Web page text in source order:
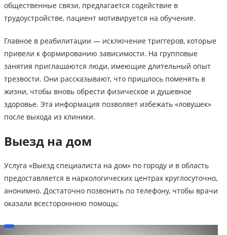
общественные связи, предлагается содействие в
трудоустройстве, пациент мотивируется на обучение.
Главное в реабилитации — исключение триггеров, которые
привели к формированию зависимости. На групповые
занятия приглашаются люди, имеющие длительный опыт
трезвости. Они рассказывают, что пришлось поменять в
жизни, чтобы вновь обрести физическое и душевное
здоровье. Эта информация позволяет избежать «ловушек»
после выхода из клиники.
Выезд на дом
Услуга «Выезд специалиста на дом» по городу и в область
предоставляется в наркологических центрах круглосуточно,
анонимно. Достаточно позвонить по телефону, чтобы врачи
оказали всестороннюю помощь: